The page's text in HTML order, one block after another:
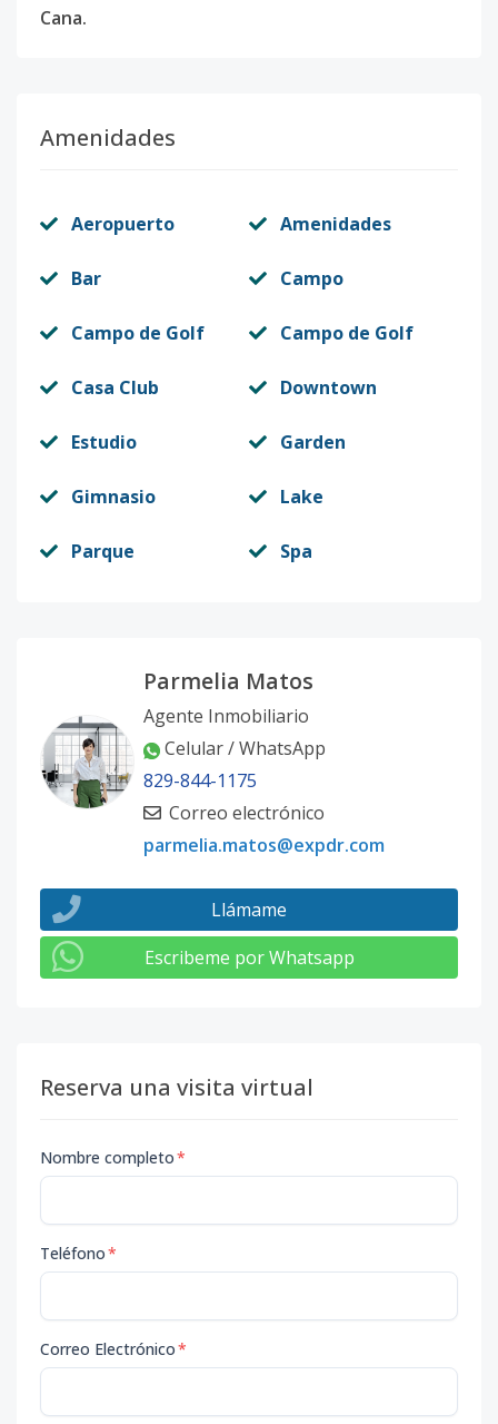
Cana.
Amenidades
Aeropuerto Amenidades
Bar Campo
Campo de Golf Campo de Golf
Casa Club Downtown
Estudio Garden
Gimnasio Lake
Parque Spa
Parmelia Matos
Agente Inmobiliario
Celular / WhatsApp
829-844-1175
Correo electrónico
parmelia.matos@expdr.com
Llámame
Escribeme por Whatsapp
Reserva una visita virtual
Nombre completo*
Teléfono*
Correo Electrónico*